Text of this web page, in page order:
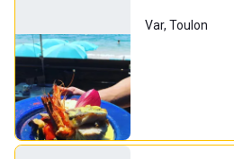
Var, Toulon